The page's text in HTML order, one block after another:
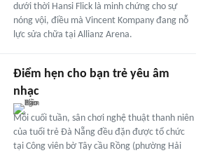
dưới thời Hansi Flick là minh chứng cho sự
nóng vội, điều mà Vincent Kompany đang nỗ
lực sửa chữa tại Allianz Arena.
Điểm hẹn cho bạn trẻ yêu âm
nhạc
Mỗi cuối tuần, sân chơi nghệ thuật thanh niên
của tuổi trẻ Đà Nẵng đều đặn được tổ chức
tại Công viên bờ Tây cầu Rồng (phường Hải